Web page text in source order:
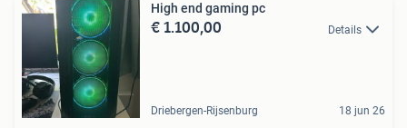
High end gaming pc
€ 1.100,00 Details
Driebergen-Rijsenburg 18 jun 26